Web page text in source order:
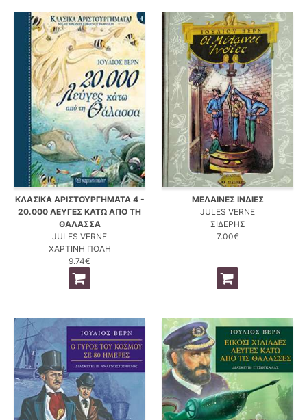
ΚΛΑΣΙΚΑ ΑΡΙΣΤΟΥΡΓΗΜΑΤΑ 4 -
20.000 ΛΕΥΓΕΣ ΚΑΤΩ ΑΠΟ ΤΗ
ΘΑΛΑΣΣΑ
JULES VERNE
ΧΑΡΤΙΝΗ ΠΟΛΗ
9.74€
ΜΕΛΑΙΝΕΣ ΙΝΔΙΕΣ
JULES VERNE
ΣΙΔΕΡΗΣ
7.00€